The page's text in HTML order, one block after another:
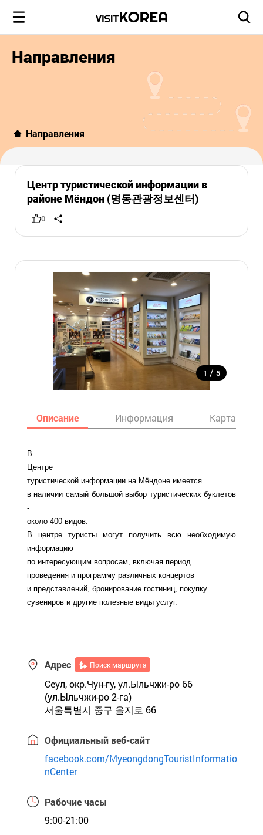
Направления
Направления
Центр туристической информации в
районе Мёндон (명동관광정보센터)
0
1 / 5
Описание Информация Карта
В
Центре
туристической информации на Мёндоне имеется
в наличии самый большой выбор туристических буклетов
-
около 400 видов.
В центре туристы могут получить всю необходимую
информацию
по интересующим вопросам, включая период
проведения и программу различных концертов
и представлений, бронирование гостиниц, покупку
сувениров и другие полезные виды услуг.
Адрес Поиск маршрута
Сеул, окр.Чун-гу, ул.Ыльчжи-ро 66
(ул.Ыльчжи-ро 2-га)
서울특별시 중구 을지로 66
Официальный веб-сайт
facebook.com/MyeongdongTouristInformatio
nCenter
Рабочие часы
9:00-21:00